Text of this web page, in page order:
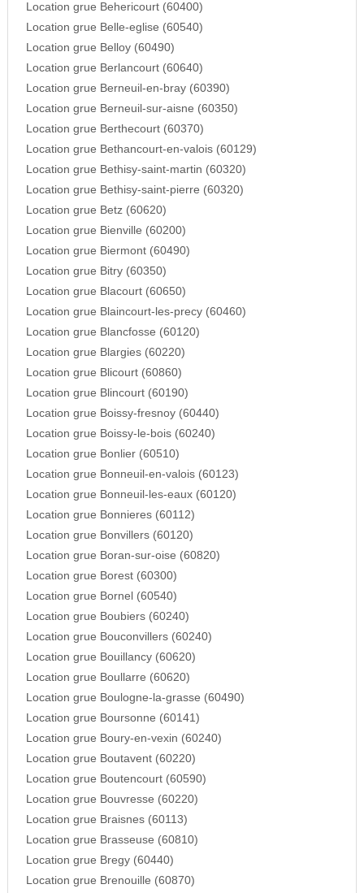
Location grue Behericourt (60400)
Location grue Belle-eglise (60540)
Location grue Belloy (60490)
Location grue Berlancourt (60640)
Location grue Berneuil-en-bray (60390)
Location grue Berneuil-sur-aisne (60350)
Location grue Berthecourt (60370)
Location grue Bethancourt-en-valois (60129)
Location grue Bethisy-saint-martin (60320)
Location grue Bethisy-saint-pierre (60320)
Location grue Betz (60620)
Location grue Bienville (60200)
Location grue Biermont (60490)
Location grue Bitry (60350)
Location grue Blacourt (60650)
Location grue Blaincourt-les-precy (60460)
Location grue Blancfosse (60120)
Location grue Blargies (60220)
Location grue Blicourt (60860)
Location grue Blincourt (60190)
Location grue Boissy-fresnoy (60440)
Location grue Boissy-le-bois (60240)
Location grue Bonlier (60510)
Location grue Bonneuil-en-valois (60123)
Location grue Bonneuil-les-eaux (60120)
Location grue Bonnieres (60112)
Location grue Bonvillers (60120)
Location grue Boran-sur-oise (60820)
Location grue Borest (60300)
Location grue Bornel (60540)
Location grue Boubiers (60240)
Location grue Bouconvillers (60240)
Location grue Bouillancy (60620)
Location grue Boullarre (60620)
Location grue Boulogne-la-grasse (60490)
Location grue Boursonne (60141)
Location grue Boury-en-vexin (60240)
Location grue Boutavent (60220)
Location grue Boutencourt (60590)
Location grue Bouvresse (60220)
Location grue Braisnes (60113)
Location grue Brasseuse (60810)
Location grue Bregy (60440)
Location grue Brenouille (60870)